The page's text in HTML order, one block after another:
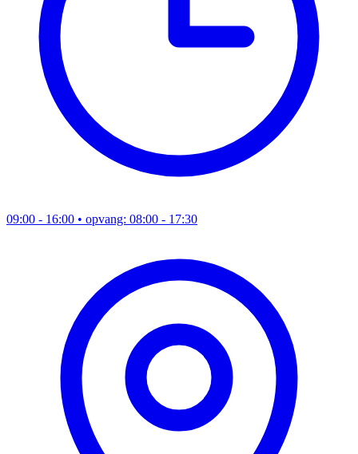
09:00 - 16:00 • opvang: 08:00 - 17:30